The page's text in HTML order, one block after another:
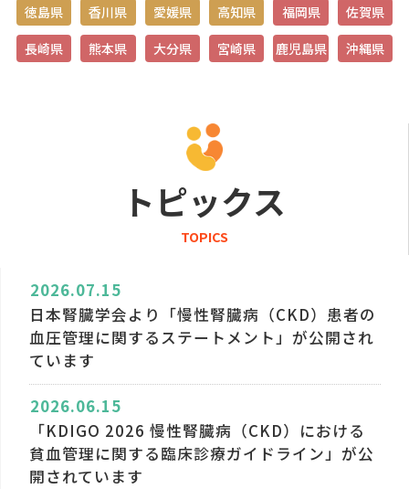
徳島県
香川県 愛媛県 高知県 福岡県
佐賀県
長崎県
熊本県 大分県 宮崎県 鹿児島県 沖縄県
トピックス
TOPICS
2026.07.15
日本腎臓学会より「慢性腎臓病（CKD）患者の
血圧管理に関するステートメント」が公開され
ています
2026.06.15
「KDIGO 2026 慢性腎臓病（CKD）における
貧血管理に関する臨床診療ガイドライン」が公
開されています